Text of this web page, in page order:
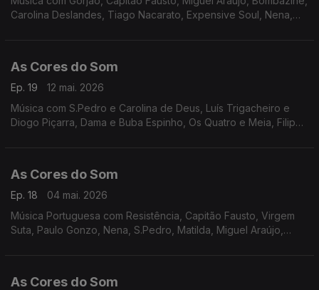
Carolina Deslandes, Tiago Nacarato, Expensive Soul, Nena,
As Cores do Som
Ep. 19
12 mai. 2026
Música com S.Pedro e Carolina de Deus, Luís Trigacheiro e
Diogo Piçarra, Dama e Buba Espinho, Os Quatro e Meia, Filipe
As Cores do Som
Ep. 18
04 mai. 2026
Música Portuguesa com Resistência, Capitão Fausto, Virgem
Suta, Paulo Gonzo, Nena, S.Pedro, Matilda, Miguel Araújo,
As Cores do Som